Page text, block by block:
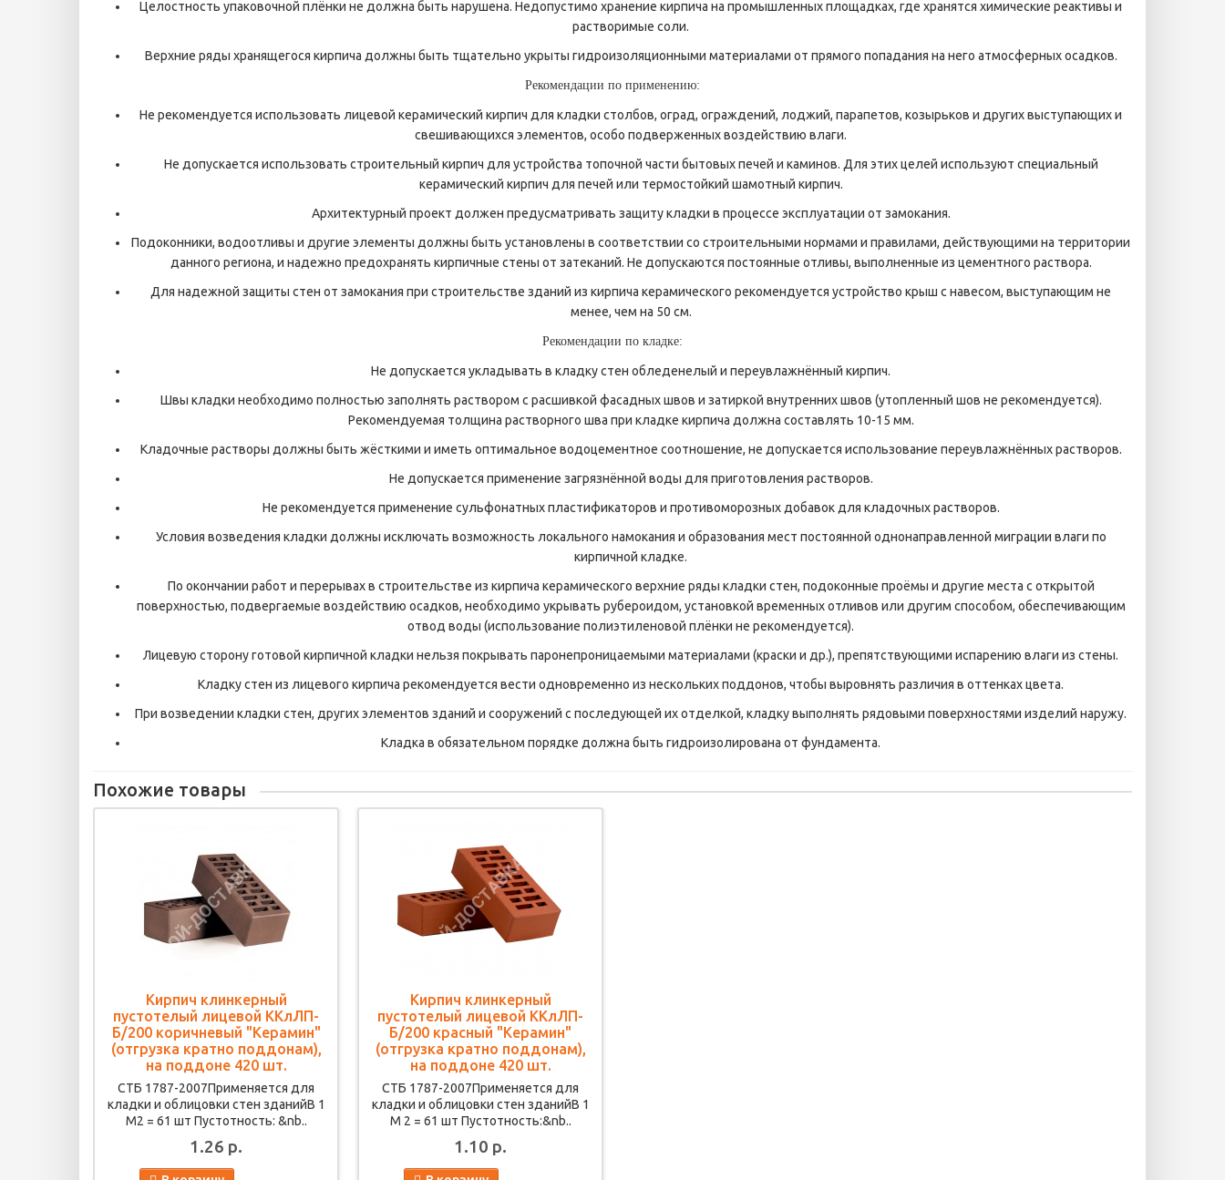
Целостность упаковочной плёнки не должна быть нарушена. Недопустимо хранение кирпича на промышленных площадках, где хранятся химические реактивы и
растворимые соли.
Верхние ряды хранящегося кирпича должны быть тщательно укрыты гидроизоляционными материалами от прямого попадания на него атмосферных осадков.
Рекомендации по применению:
Не рекомендуется использовать лицевой керамический кирпич для кладки столбов, оград, ограждений, лоджий, парапетов, козырьков и других выступающих и
свешивающихся элементов, особо подверженных воздействию влаги.
Не допускается использовать строительный кирпич для устройства топочной части бытовых печей и каминов. Для этих целей используют специальный
керамический кирпич для печей или термостойкий шамотный кирпич.
Архитектурный проект должен предусматривать защиту кладки в процессе эксплуатации от замокания.
Подоконники, водоотливы и другие элементы должны быть установлены в соответствии со строительными нормами и правилами, действующими на территории
данного региона, и надежно предохранять кирпичные стены от затеканий. Не допускаются постоянные отливы, выполненные из цементного раствора.
Для надежной защиты стен от замокания при строительстве зданий из кирпича керамического рекомендуется устройство крыш с навесом, выступающим не
менее, чем на 50 см.
Рекомендации по кладке:
Не допускается укладывать в кладку стен обледенелый и переувлажнённый кирпич.
Швы кладки необходимо полностью заполнять раствором с расшивкой фасадных швов и затиркой внутренних швов (утопленный шов не рекомендуется).
Рекомендуемая толщина растворного шва при кладке кирпича должна составлять 10-15 мм.
Кладочные растворы должны быть жёсткими и иметь оптимальное водоцементное соотношение, не допускается использование переувлажнённых растворов.
Не допускается применение загрязнённой воды для приготовления растворов.
Не рекомендуется применение сульфонатных пластификаторов и противоморозных добавок для кладочных растворов.
Условия возведения кладки должны исключать возможность локального намокания и образования мест постоянной однонаправленной миграции влаги по
кирпичной кладке.
По окончании работ и перерывах в строительстве из кирпича керамического верхние ряды кладки стен, подоконные проёмы и другие места с открытой
поверхностью, подвергаемые воздействию осадков, необходимо укрывать рубероидом, установкой временных отливов или другим способом, обеспечивающим
отвод воды (использование полиэтиленовой плёнки не рекомендуется).
Лицевую сторону готовой кирпичной кладки нельзя покрывать паронепроницаемыми материалами (краски и др.), препятствующими испарению влаги из стены.
Кладку стен из лицевого кирпича рекомендуется вести одновременно из нескольких поддонов, чтобы выровнять различия в оттенках цвета.
При возведении кладки стен, других элементов зданий и сооружений с последующей их отделкой, кладку выполнять рядовыми поверхностями изделий наружу.
Кладка в обязательном порядке должна быть гидроизолирована от фундамента.
Похожие товары
Кирпич клинкерный
пустотелый лицевой ККлЛП-
Б/200 коричневый "Керамин"
(отгрузка кратно поддонам),
на поддоне 420 шт.
СТБ 1787-2007Применяется для
кладки и облицовки стен зданийВ 1
M2 = 61 шт Пустотность: &nb..
1.26 р.
Кирпич клинкерный
пустотелый лицевой ККлЛП-
Б/200 красный "Керамин"
(отгрузка кратно поддонам),
на поддоне 420 шт.
СТБ 1787-2007Применяется для
кладки и облицовки стен зданийВ 1
M 2 = 61 шт Пустотность:&nb..
1.10 р.